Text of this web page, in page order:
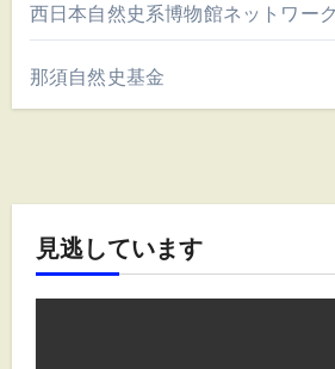
西日本自然史系博物館ネットワー
那須自然史基金
見逃しています